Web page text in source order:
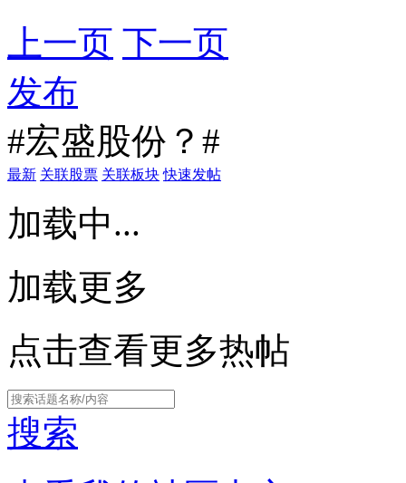
上一页 下一页
发布
#宏盛股份？#
最新 关联股票 关联板块 快速发帖
加载中...
加载更多
点击查看更多热帖
搜索